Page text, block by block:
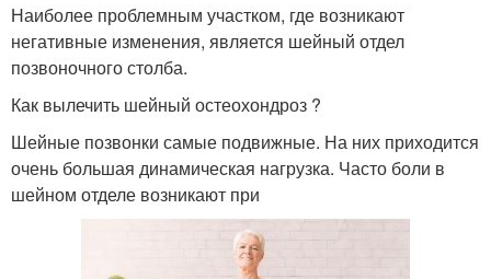
Наиболее проблемным участком, где возникают
негативные изменения, является шейный отдел
позвоночного столба.
Как вылечить шейный остеохондроз ?
Шейные позвонки самые подвижные. На них приходится
очень большая динамическая нагрузка. Часто боли в
шейном отделе возникают при